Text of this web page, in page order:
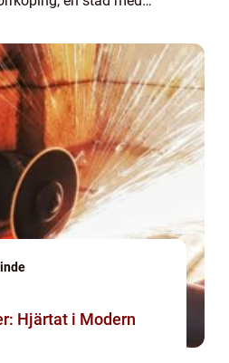
Hjärtat i Modern